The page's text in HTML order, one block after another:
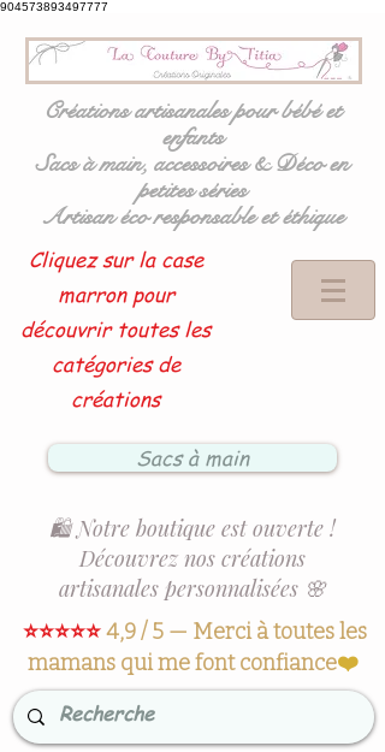
904573893497777
Créations artisanales pour bébé et
enfants
Sacs à main, accessoires & Déco en
petites séries
Artisan éco responsable et éthique
Cliquez sur la case
marron pour
découvrir toutes les
catégories de
créations
Sacs à main
🛍️ Notre boutique est ouverte !
Découvrez nos créations
artisanales personnalisées 🌸
⭐⭐⭐⭐⭐4,9 / 5 — Merci à toutes les
mamans qui me font confiance❤️